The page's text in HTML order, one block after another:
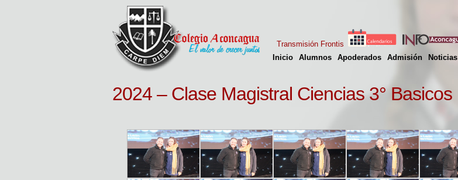
Inicio Alumnos Apoderados Admisión Noticias
Transmisión Frontis
2024 – Clase Magistral Ciencias 3° Basicos